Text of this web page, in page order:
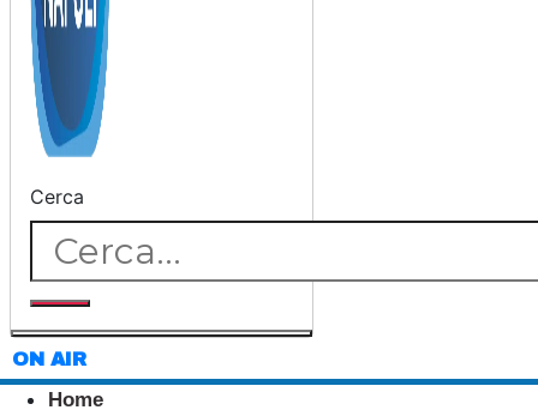
Cerca
ON AIR
Home